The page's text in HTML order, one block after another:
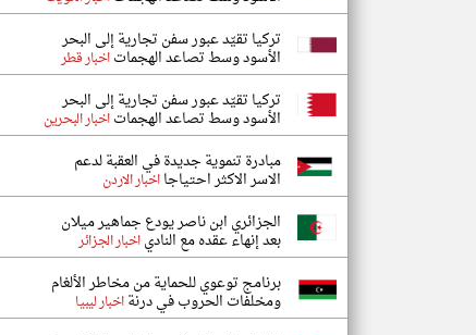
تركيا تقيّد عبور سفن تجارية إلى البحر
الأسود وسط تصاعد الهجماتاخبار قطر
تركيا تقيّد عبور سفن تجارية إلى البحر
الأسود وسط تصاعد الهجماتاخبار البحرين
مبادرة تنموية جديدة في العقبة لدعم
الاسر الاكثر احتياجااخبار الاردن
الجزائري ابن ناصر يودع جماهير ميلان
بعد إنهاء عقده مع النادياخبار الجزائر
برنامج توعوي للحماية من مخاطر الألغام
ومخلفات الحروب في درنةاخبار ليبيا